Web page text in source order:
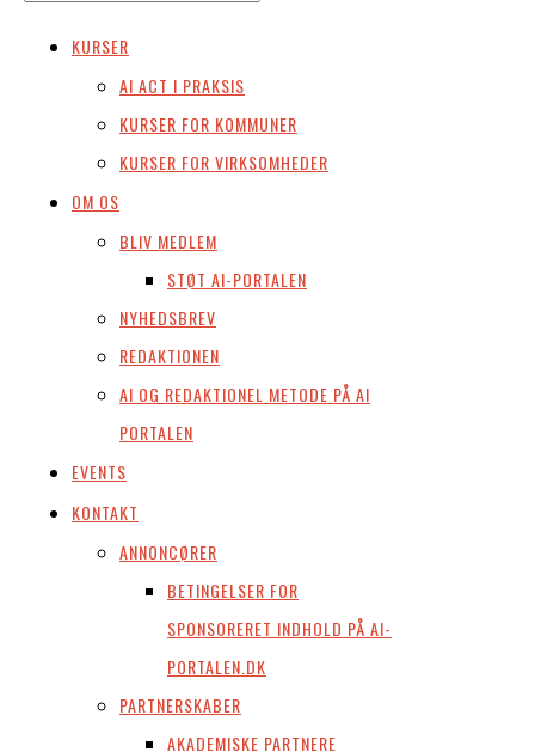
KURSER
AI ACT I PRAKSIS
KURSER FOR KOMMUNER
KURSER FOR VIRKSOMHEDER
OM OS
BLIV MEDLEM
STØT AI-PORTALEN
NYHEDSBREV
REDAKTIONEN
AI OG REDAKTIONEL METODE PÅ AI
PORTALEN
EVENTS
KONTAKT
ANNONCØRER
BETINGELSER FOR
SPONSORERET INDHOLD PÅ AI-
PORTALEN.DK
PARTNERSKABER
AKADEMISKE PARTNERE